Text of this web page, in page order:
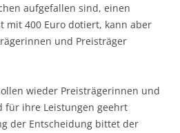
aufgefallen sind, einen
mit 400 Euro dotiert, kann aber
und Preisträger
wieder Preisträgerinnen und
für ihre Leistungen geehrt
der Entscheidung bittet der